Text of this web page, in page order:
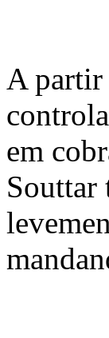
A partir
em
Souttar